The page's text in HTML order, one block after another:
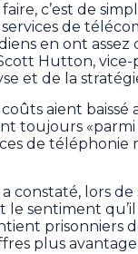
c’est de
de
en ont
Hutton,
et de la
aient baissé
toujours
de téléphonie
constaté, lors
sentiment
prisonniers
plus